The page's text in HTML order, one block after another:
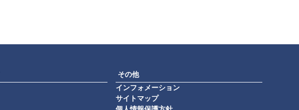
その他
インフォメーション
サイトマップ